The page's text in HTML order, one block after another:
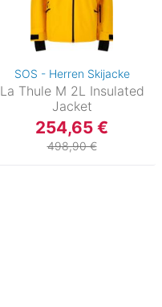
SOS - Herren Skijacke
La Thule M 2L Insulated
Jacket
254,65 €
498,90 €